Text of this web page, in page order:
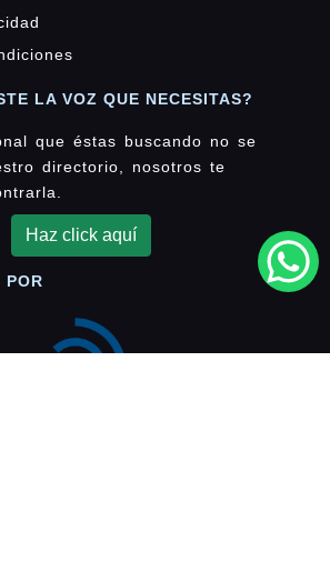
LA VOZ QUE NECESITAS?
que éstas buscando no se
directorio, nosotros te
Haz click aquí
POR